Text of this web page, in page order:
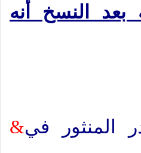
النسخ أنه
&المنثور في